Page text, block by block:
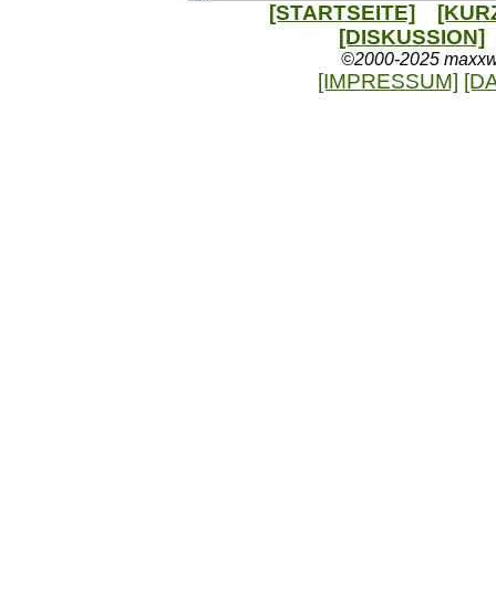
[STARTSEITE]
[DISKUSSION]
©2000-2025
[IMPRESSUM]